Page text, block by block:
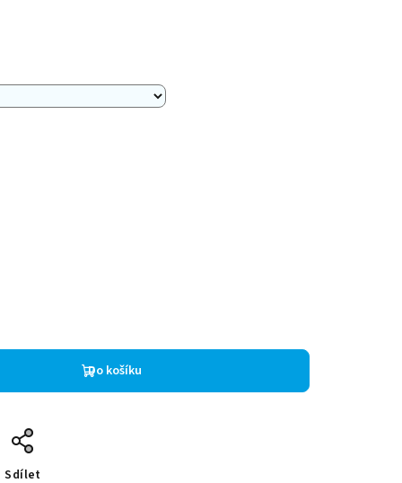
Do košíku
Sdílet